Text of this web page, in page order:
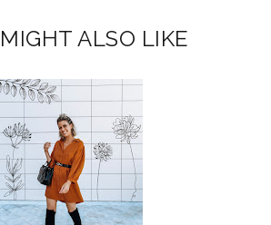
ALSO LIKE